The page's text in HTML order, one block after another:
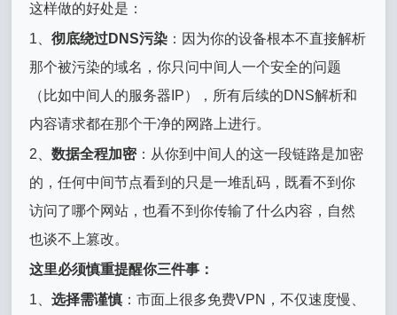
这样做的好处是：
1、彻底绕过DNS污染 ：因为你的设备根本不直接解析
那个被污染的域名，你只问中间人一个安全的问题
（比如中间人的服务器IP），所有后续的DNS解析和
内容请求都在那个干净的网路上进行。
2、数据全程加密：从你到中间人的这一段链路是加密
的，任何中间节点看到的只是一堆乱码，既看不到你
访问了哪个网站，也看不到你传输了什么内容，自然
也谈不上篡改。
这里必须慎重提醒你三件事：
1、选择需谨慎 ：市面上很多免费VPN，不仅速度慢、